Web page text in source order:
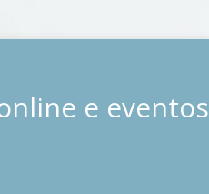
e eventos